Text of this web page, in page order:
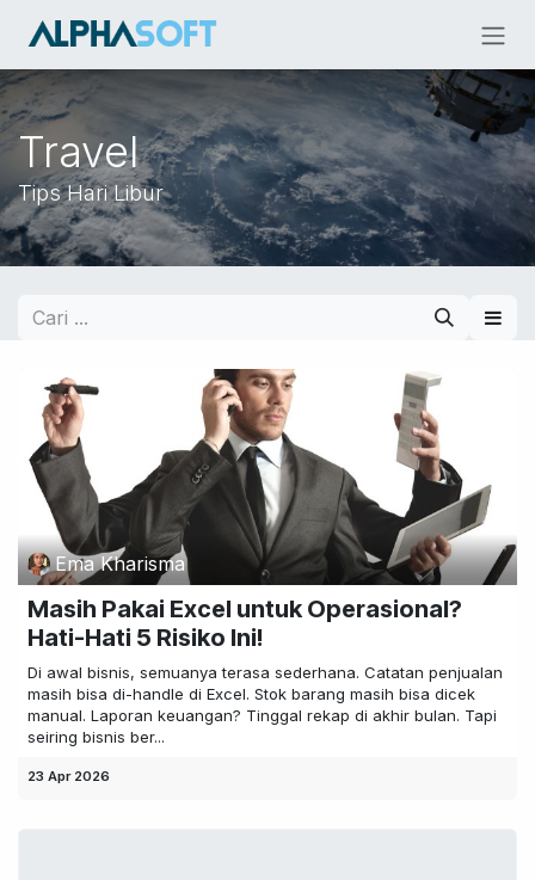
Travel
Tips Hari Libur
Ema Kharisma
Masih Pakai Excel untuk Operasional?
Hati-Hati 5 Risiko Ini!
Di awal bisnis, semuanya terasa sederhana. Catatan penjualan
masih bisa di-handle di Excel. Stok barang masih bisa dicek
manual. Laporan keuangan? Tinggal rekap di akhir bulan. Tapi
seiring bisnis ber...
23 Apr 2026